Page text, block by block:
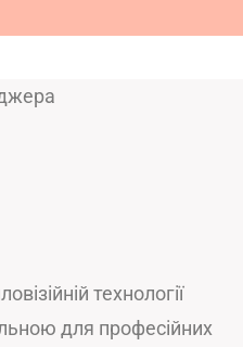
технології
для професійних